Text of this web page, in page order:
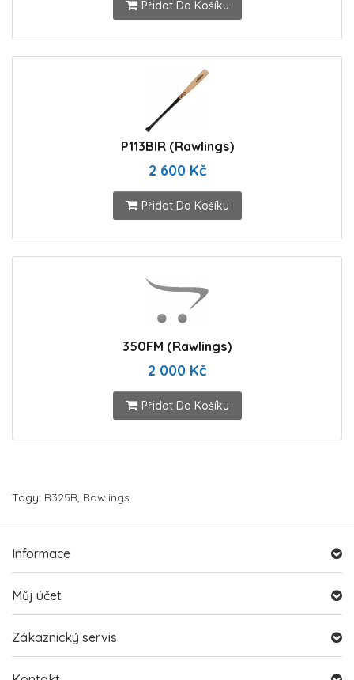
Přidat Do Košíku
P113BIR (Rawlings)
2 600 Kč
Přidat Do Košíku
350FM (Rawlings)
2 000 Kč
Přidat Do Košíku
Tagy: R325B, Rawlings
Informace
Můj účet
Zákaznický servis